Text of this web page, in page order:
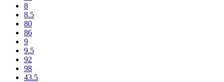
8
8.5
80
86
9
9.5
92
98
43.5